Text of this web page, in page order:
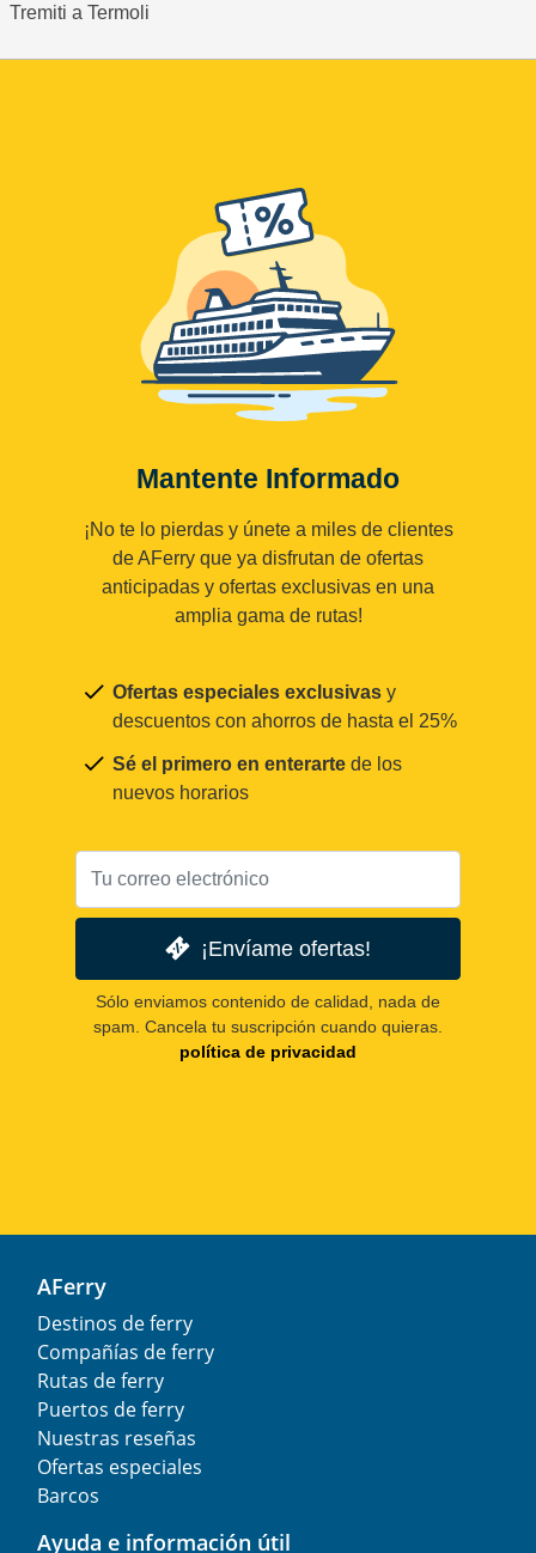
Tremiti a Termoli
Mantente Informado
¡No te lo pierdas y únete a miles de clientes
de AFerry que ya disfrutan de ofertas
anticipadas y ofertas exclusivas en una
amplia gama de rutas!
Ofertas especiales exclusivas y
descuentos con ahorros de hasta el 25%
Sé el primero en enterarte de los
nuevos horarios
¡Envíame ofertas!
Sólo enviamos contenido de calidad, nada de
spam. Cancela tu suscripción cuando quieras.
política de privacidad
AFerry
Destinos de ferry
Compañías de ferry
Rutas de ferry
Puertos de ferry
Nuestras reseñas
Ofertas especiales
Barcos
Ayuda e información útil